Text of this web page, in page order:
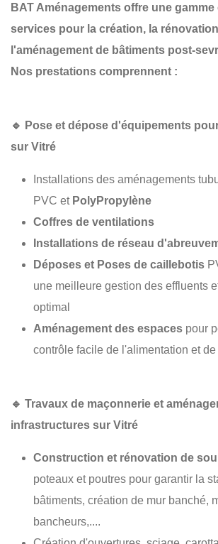
BAT Aménagements offre une gamme
services pour la création, la
l'aménagement de bâtiments post-
Nos prestations comprennent :
🔹 Pose et dépose d'équipements
sur Vitré
Installations des aménagements
PVC et PolyPropylène
Coffres de ventilations
Installations de réseau
Déposes et Poses de caillebotis
une meilleure gestion des effluents
optimal
Aménagement des espaces pour
contrôle facile de l'alimentation et de
🔹 Travaux de maçonnerie et
infrastructures sur Vitré
Construction et rénovation de
poteaux et poutres pour garantir la
bâtiments, création de mur banché,
bancheurs,....